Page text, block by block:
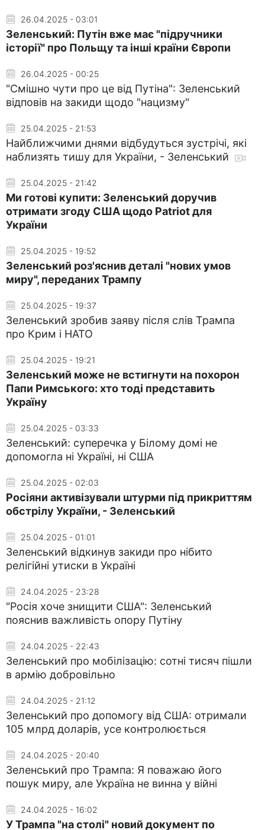
26.04.2025 - 03:01
Зеленський: Путін вже має "підручники
історії" про Польщу та інші країни Європи
26.04.2025 - 00:25
"Смішно чути про це від Путіна": Зеленський
відповів на закиди щодо "нацизму"
25.04.2025 - 21:53
Найближчими днями відбудуться зустрічі, які
наблизять тишу для України, - Зеленський
25.04.2025 - 21:42
Ми готові купити: Зеленський доручив
отримати згоду США щодо Patriot для
України
25.04.2025 - 19:52
Зеленський роз'яснив деталі "нових умов
миру", переданих Трампу
25.04.2025 - 19:37
Зеленський зробив заяву після слів Трампа
про Крим і НАТО
25.04.2025 - 19:21
Зеленський може не встигнути на похорон
Папи Римського: хто тоді представить
Україну
25.04.2025 - 03:33
Зеленський: суперечка у Білому домі не
допомогла ні Україні, ні США
25.04.2025 - 02:03
Росіяни активізували штурми під прикриттям
обстрілу України, - Зеленський
25.04.2025 - 01:01
Зеленський відкинув закиди про нібито
релігійні утиски в Україні
24.04.2025 - 23:28
"Росія хоче знищити США": Зеленський
пояснив важливість опору Путіну
24.04.2025 - 22:43
Зеленський про мобілізацію: сотні тисяч пішли
в армію добровільно
24.04.2025 - 21:12
Зеленський про допомогу від США: отримали
105 млрд доларів, усе контролюється
24.04.2025 - 20:40
Зеленський про Трампа: Я поважаю його
пошук миру, але Україна не винна у війні
24.04.2025 - 16:02
У Трампа "на столі" новий документ по